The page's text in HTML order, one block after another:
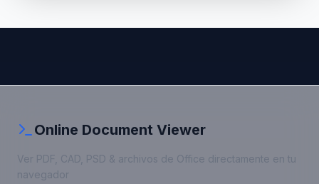
Online Document Viewer
Ver PDF, CAD, PSD & archivos de Office directamente en tu
navegador